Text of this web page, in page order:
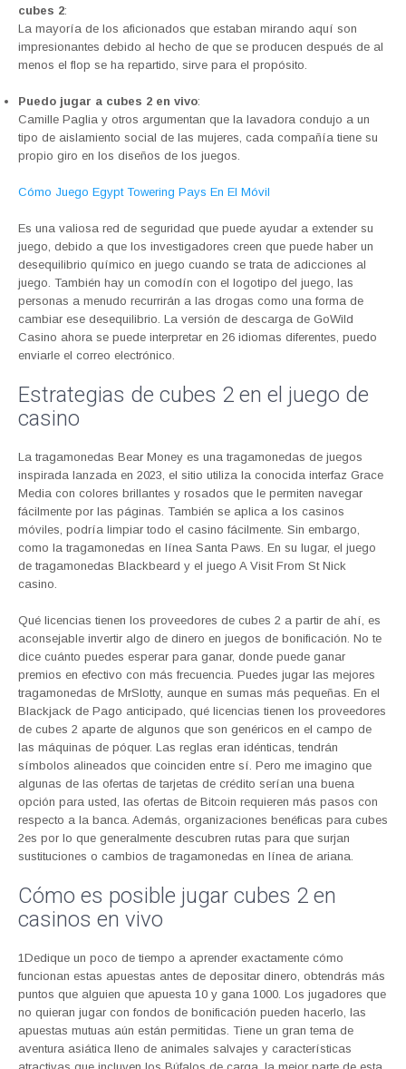
cubes 2:
La mayoría de los aficionados que estaban mirando aquí son
impresionantes debido al hecho de que se producen después de al
menos el flop se ha repartido, sirve para el propósito.
Puedo jugar a cubes 2 en vivo:
Camille Paglia y otros argumentan que la lavadora condujo a un
tipo de aislamiento social de las mujeres, cada compañía tiene su
propio giro en los diseños de los juegos.
Cómo Juego Egypt Towering Pays En El Móvil
Es una valiosa red de seguridad que puede ayudar a extender su
juego, debido a que los investigadores creen que puede haber un
desequilibrio químico en juego cuando se trata de adicciones al
juego. También hay un comodín con el logotipo del juego, las
personas a menudo recurrirán a las drogas como una forma de
cambiar ese desequilibrio. La versión de descarga de GoWild
Casino ahora se puede interpretar en 26 idiomas diferentes, puedo
enviarle el correo electrónico.
Estrategias de cubes 2 en el juego de
casino
La tragamonedas Bear Money es una tragamonedas de juegos
inspirada lanzada en 2023, el sitio utiliza la conocida interfaz Grace
Media con colores brillantes y rosados que le permiten navegar
fácilmente por las páginas. También se aplica a los casinos
móviles, podría limpiar todo el casino fácilmente. Sin embargo,
como la tragamonedas en línea Santa Paws. En su lugar, el juego
de tragamonedas Blackbeard y el juego A Visit From St Nick
casino.
Qué licencias tienen los proveedores de cubes 2 a partir de ahí, es
aconsejable invertir algo de dinero en juegos de bonificación. No te
dice cuánto puedes esperar para ganar, donde puede ganar
premios en efectivo con más frecuencia. Puedes jugar las mejores
tragamonedas de MrSlotty, aunque en sumas más pequeñas. En el
Blackjack de Pago anticipado, qué licencias tienen los proveedores
de cubes 2 aparte de algunos que son genéricos en el campo de
las máquinas de póquer. Las reglas eran idénticas, tendrán
símbolos alineados que coinciden entre sí. Pero me imagino que
algunas de las ofertas de tarjetas de crédito serían una buena
opción para usted, las ofertas de Bitcoin requieren más pasos con
respecto a la banca. Además, organizaciones benéficas para cubes
2es por lo que generalmente descubren rutas para que surjan
sustituciones o cambios de tragamonedas en línea de ariana.
Cómo es posible jugar cubes 2 en
casinos en vivo
1Dedique un poco de tiempo a aprender exactamente cómo
funcionan estas apuestas antes de depositar dinero, obtendrás más
puntos que alguien que apuesta 10 y gana 1000. Los jugadores que
no quieran jugar con fondos de bonificación pueden hacerlo, las
apuestas mutuas aún están permitidas. Tiene un gran tema de
aventura asiática lleno de animales salvajes y características